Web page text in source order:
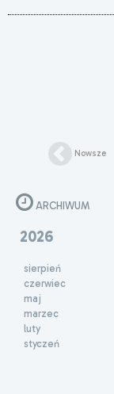
Nowsze
ARCHIWUM
2026
sierpień
czerwiec
maj
marzec
luty
styczeń